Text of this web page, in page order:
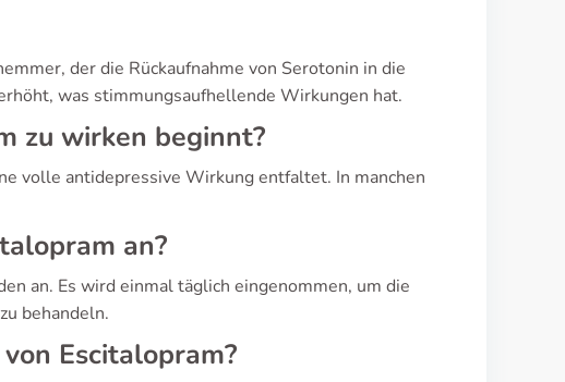
der die Rückaufnahme von Serotonin in die
was stimmungsaufhellende Wirkungen hat.
zu wirken beginnt?
volle antidepressive Wirkung entfaltet. In manchen
an?
an. Es wird einmal täglich eingenommen, um die
behandeln.
Escitalopram?